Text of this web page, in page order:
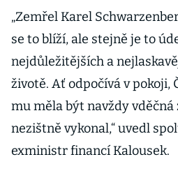
„Zemřel Karel
se to blíží, ale stejně je to
nejdůležitějších a
životě. Ať odpočívá v pokoji,
mu měla být navždy vděčná
nezištně vykonal,“ uvedl
exministr financí Kalousek.